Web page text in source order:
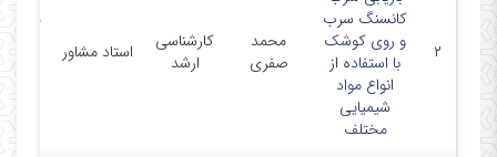
۲
کانسنگ سرب
و روی کوشک
با استفاده از
انواع مواد
شیمیایی
مختلف
محمد
صفری
کارشناسی
ارشد
استاد مشاور